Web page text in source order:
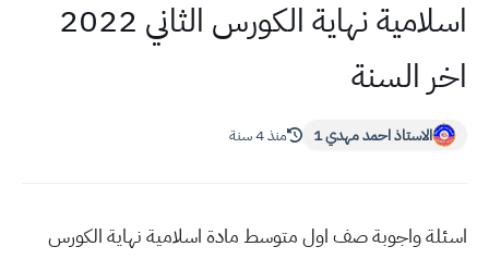
اسلامية نهاية الكورس الثاني 2022
اخر السنة
الاستاذ احمد مهدي 1 منذ 4 سنة
اسئلة واجوبة صف اول متوسط مادة اسلامية نهاية الكورس